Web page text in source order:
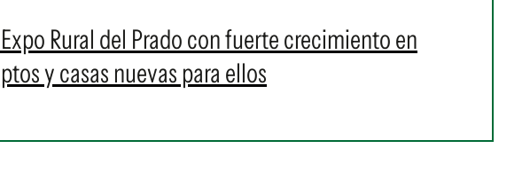
Rural del Prado con fuerte crecimiento en
y casas nuevas para ellos